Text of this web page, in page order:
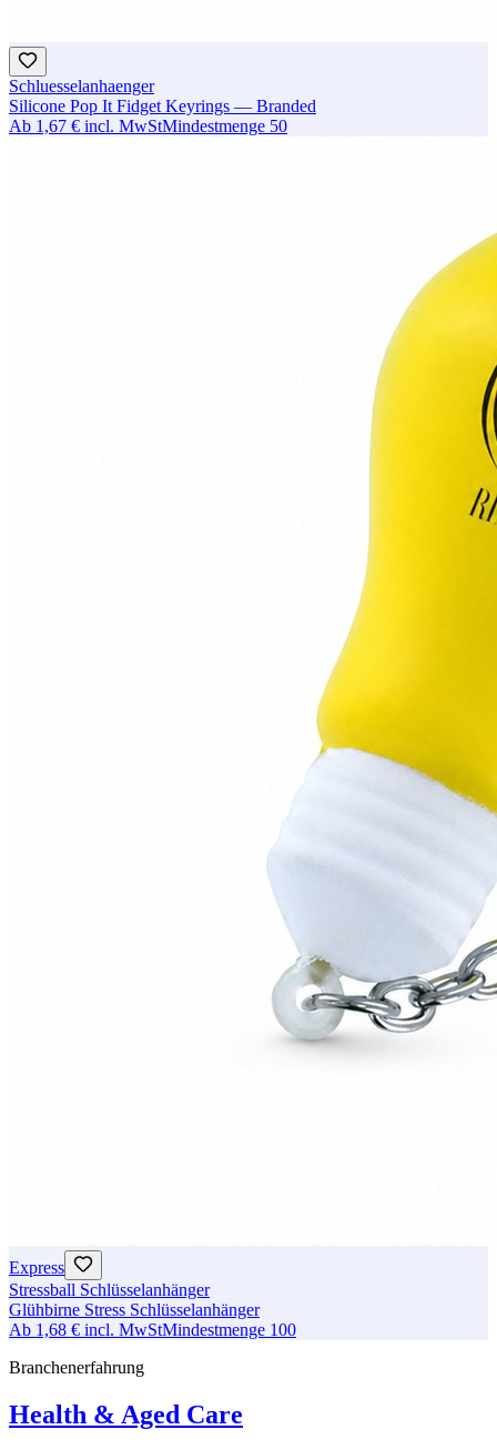
Schluesselanhaenger
Silicone Pop It Fidget Keyrings — Branded
Ab 1,67 € incl. MwStMindestmenge 50
Express
Stressball Schlüsselanhänger
Glühbirne Stress Schlüsselanhänger
Ab 1,68 € incl. MwStMindestmenge 100
Branchenerfahrung
Health & Aged Care